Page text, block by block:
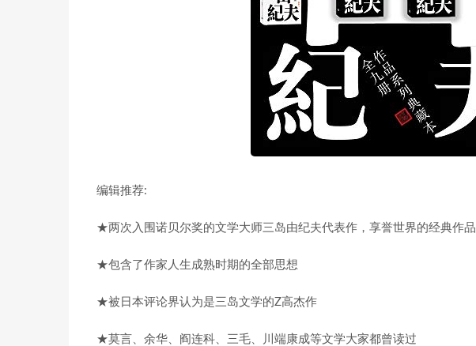
编辑推荐:
★两次入围诺贝尔奖的文学大师三岛由纪夫代表作，享誉世界的经典作品
★包含了作家人生成熟时期的全部思想
★被日本评论界认为是三岛文学的Z高杰作
★莫言、余华、阎连科、三毛、川端康成等文学大家都曾读过